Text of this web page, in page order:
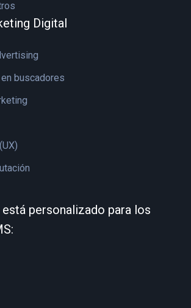
Digital
buscadores
está personalizado para los